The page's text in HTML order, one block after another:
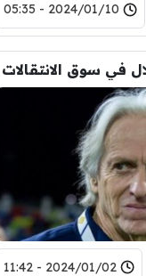
2024/01/10 - 05:35
في سوق الانتقالات
2024/01/02 - 11:42